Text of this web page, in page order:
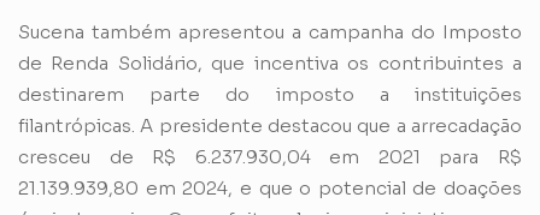
Sucena também apresentou a campanha do Imposto
de Renda Solidário, que incentiva os contribuintes a
destinarem parte do imposto a instituições
filantrópicas. A presidente destacou que a arrecadação
cresceu de R$ 6.237.930,04 em 2021 para R$
21.139.939,80 em 2024, e que o potencial de doações